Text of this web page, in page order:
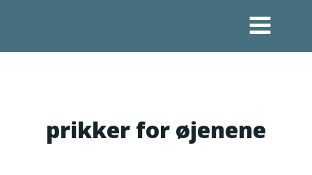
prikker for øjenene